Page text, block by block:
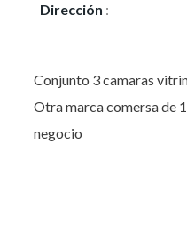
Dirección :
Conjunto 3 camaras
Otra marca comersa de
negocio